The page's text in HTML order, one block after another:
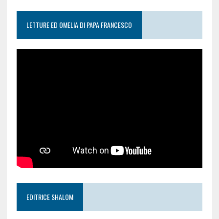
LETTURE ED OMELIA DI PAPA FRANCESCO
EDITRICE SHALOM